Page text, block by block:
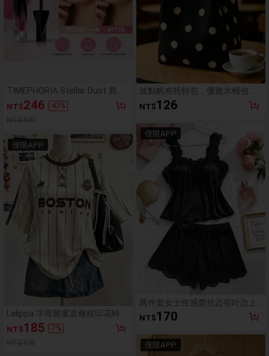
TIMEPHORIA Stellar Dust 唇
彩，防脫色防暈染唇釉，粉珊瑚
色調亮澤妝效，高顯色鮮豔色
NT$246 -43%
僅限APP
Lalippa 字母圖案直條紋印花時尚
簡約大版中長版圓領落肩女款T
恤 朋友禮物
NT$185 -7%
波點帆布托特包，優雅水桶包
款，多功能帆布包，獨特編織手
柄，適合日常使用、街頭風格與
生與上班族，美感設計
NT$126
僅限APP
两件套女士性感蕾丝边荷叶边上
衣和蕾丝拼接内裤舒适睡衣内衣
套装
NT$170
僅限APP